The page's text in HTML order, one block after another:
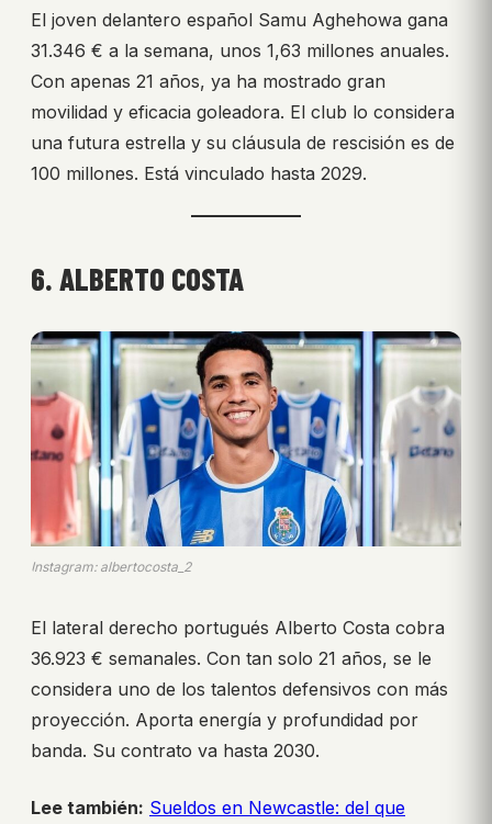
El joven delantero español Samu Aghehowa gana
31.346 € a la semana, unos 1,63 millones anuales.
Con apenas 21 años, ya ha mostrado gran
movilidad y eficacia goleadora. El club lo considera
una futura estrella y su cláusula de rescisión es de
100 millones. Está vinculado hasta 2029.
6. ALBERTO COSTA
Instagram: albertocosta_2
El lateral derecho portugués Alberto Costa cobra
36.923 € semanales. Con tan solo 21 años, se le
considera uno de los talentos defensivos con más
proyección. Aporta energía y profundidad por
banda. Su contrato va hasta 2030.
Lee también: Sueldos en Newcastle: del que